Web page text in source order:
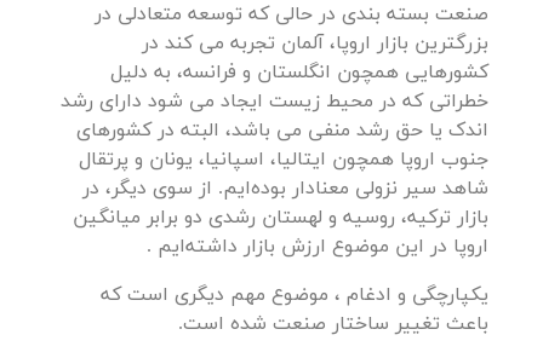
صنعت بسته بندی در حالی که توسعه متعادلی در
بزرگترین بازار اروپا،‌ آلمان تجربه می کند در
کشورهایی همچون انگلستان و فرانسه، به دلیل
خطراتی که در محیط زیست ایجاد می شود دارای رشد
اندک یا حق رشد منفی می باشد، البته در کشورهای
جنوب اروپا همچون ایتالیا، اسپانیا، یونان و پرتقال
شاهد سیر نزولی معنادار بوده‌ایم. از سوی دیگر، در
بازار ترکیه، روسیه و لهستان رشدی دو برابر میانگین
اروپا در این موضوع ارزش بازار داشته‌ایم .
یکپارچگی و ادغام ، موضوع مهم دیگری است که
باعث تغییر ساختار صنعت شده است.